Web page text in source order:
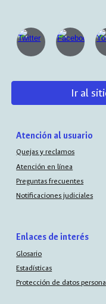
Ir al
Atención al usuario
Quejas y reclamos
Atención en línea
Preguntas frecuentes
Notificaciones judiciales
Enlaces de interés
Glosario
Estadísticas
Protección de datos